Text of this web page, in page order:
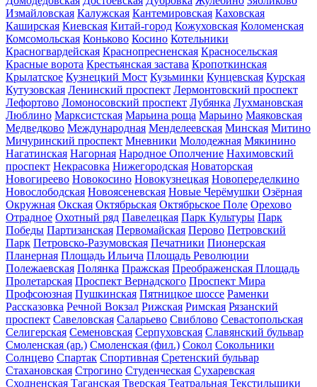
Измайловская Калужская Кантемировская Каховская
Каширская Киевская Китай-город Кожуховская Коломенская
Комсомольская Коньково Косино Котельники
Красногвардейская Краснопресненская Красносельская
Красные ворота Крестьянская застава Кропоткинская
Крылатское Кузнецкий Мост Кузьминки Кунцевская Курская
Кутузовская Ленинский проспект Лермонтовский проспект
Лефортово Ломоносовский проспект Лубянка Лухмановская
Люблино Марксистская Марьина роща Марьино Маяковская
Медведково Международная Менделеевская Минская Митино
Мичуринский проспект Мневники Молодежная Мякинино
Нагатинская Нагорная Народное Ополчение Нахимовский
проспект Некрасовка Нижегородская Новаторская
Новогиреево Новокосино Новокузнецкая Новопеределкино
Новослободская Новоясеневская Новые Черёмушки Озёрная
Окружная Окская Октябрьская Октябрьское Поле Орехово
Отрадное Охотный ряд Павелецкая Парк Культуры Парк
Победы Партизанская Первомайская Перово Петровский
Парк Петровско-Разумовская Печатники Пионерская
Планерная Площадь Ильича Площадь Революции
Полежаевская Полянка Пражская Преображенская Площадь
Пролетарская Проспект Вернадского Проспект Мира
Профсоюзная Пушкинская Пятницкое шоссе Раменки
Рассказовка Речной Вокзал Рижская Римская Рязанский
проспект Савеловская Саларьево Свиблово Севастопольская
Селигерская Семеновская Серпуховская Славянский бульвар
Смоленская (ар.) Смоленская (фил.) Сокол Сокольники
Солнцево Спартак Спортивная Сретенский бульвар
Стахановская Строгино Студенческая Сухаревская
Сходненская Таганская Тверская Театральная Текстильщики